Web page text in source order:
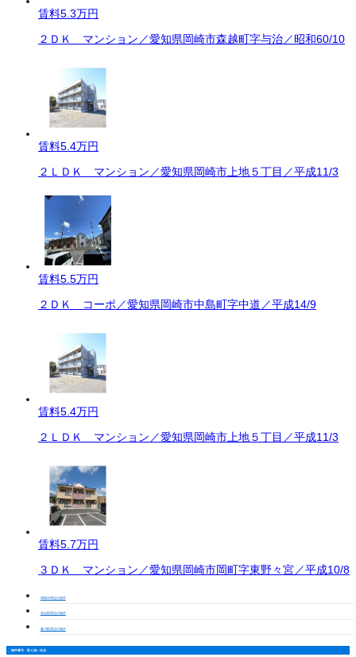
賃料5.3万円
２ＤＫ マンション／愛知県岡崎市森越町字与治／昭和60/10
賃料5.4万円
２ＬＤＫ マンション／愛知県岡崎市上地５丁目／平成11/3
賃料5.5万円
２ＤＫ コーポ／愛知県岡崎市中島町字中道／平成14/9
賃料5.4万円
２ＬＤＫ マンション／愛知県岡崎市上地５丁目／平成11/3
賃料5.7万円
３ＤＫ マンション／愛知県岡崎市岡町字東野々宮／平成10/8
岡崎市周辺の物件
美合駅周辺の物件
藤川駅周辺の物件
物件番号・取り扱い支店